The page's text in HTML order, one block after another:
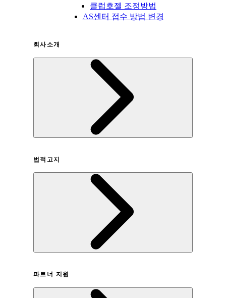
클럽호젤 조정방법
AS센터 접수 방법 변경
회사소개
법적고지
개인정보취급방침
파트너 지원